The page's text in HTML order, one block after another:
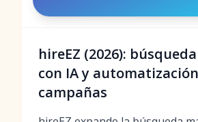
hireEZ (2026):
con IA y
campañas